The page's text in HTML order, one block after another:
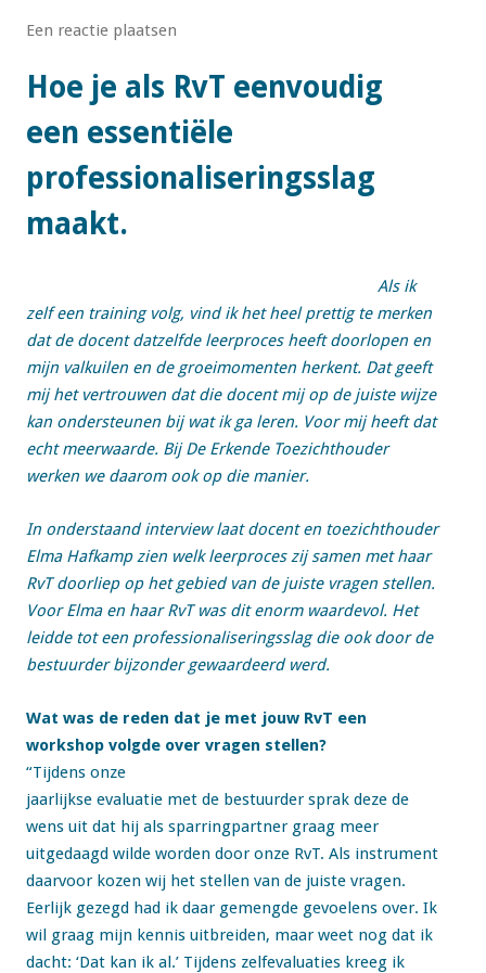
Een reactie plaatsen
Hoe je als RvT eenvoudig
een essentiële
professionaliseringsslag
maakt.
Als ik
zelf een training volg, vind ik het heel prettig te merken
dat de docent datzelfde leerproces heeft doorlopen en
mijn valkuilen en de groeimomenten herkent. Dat geeft
mij het vertrouwen dat die docent mij op de juiste wijze
kan ondersteunen bij wat ik ga leren. Voor mij heeft dat
echt meerwaarde. Bij De Erkende Toezichthouder
werken we daarom ook op die manier.
In onderstaand interview laat docent en toezichthouder
Elma Hafkamp zien welk leerproces zij samen met haar
RvT doorliep op het gebied van de juiste vragen stellen.
Voor Elma en haar RvT was dit enorm waardevol. Het
leidde tot een professionaliseringsslag die ook door de
bestuurder bijzonder gewaardeerd werd.
Wat was de reden dat je met jouw RvT een
workshop volgde over vragen stellen?
“Tijdens onze
jaarlijkse evaluatie met de bestuurder sprak deze de
wens uit dat hij als sparringpartner graag meer
uitgedaagd wilde worden door onze RvT. Als instrument
daarvoor kozen wij het stellen van de juiste vragen.
Eerlijk gezegd had ik daar gemengde gevoelens over. Ik
wil graag mijn kennis uitbreiden, maar weet nog dat ik
dacht: ‘Dat kan ik al.’ Tijdens zelfevaluaties kreeg ik